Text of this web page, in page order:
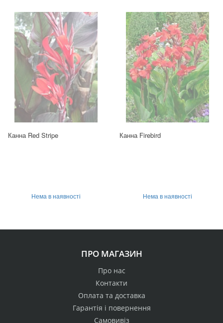
Канна Red Stripe
Нема в наявності
Канна Firebird
Нема в наявності
ПРО МАГАЗИН
Про нас
Контакти
Оплата та доставка
Гарантія і повернення
Самовивіз